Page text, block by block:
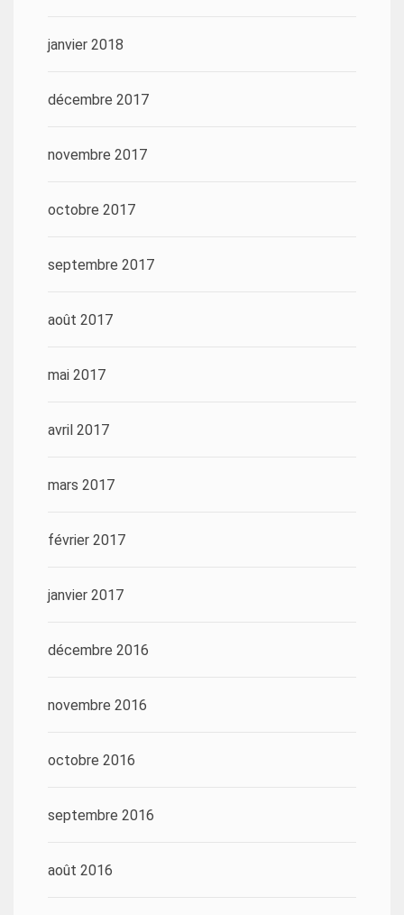
janvier 2018
décembre 2017
novembre 2017
octobre 2017
septembre 2017
août 2017
mai 2017
avril 2017
mars 2017
février 2017
janvier 2017
décembre 2016
novembre 2016
octobre 2016
septembre 2016
août 2016